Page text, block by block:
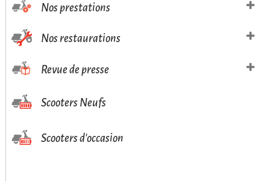
Nos prestations
Nos restaurations
Revue de presse
Scooters Neufs
Scooters d'occasion